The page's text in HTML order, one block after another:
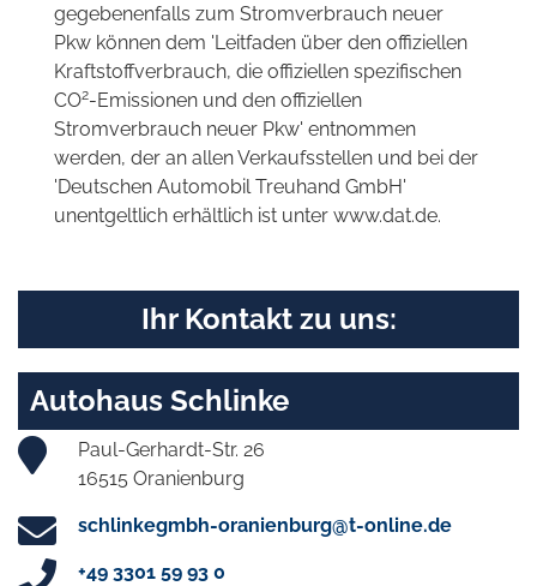
gegebenenfalls zum Stromverbrauch neuer
Pkw können dem 'Leitfaden über den offiziellen
Kraftstoffverbrauch, die offiziellen spezifischen
CO2-Emissionen und den offiziellen
Stromverbrauch neuer Pkw' entnommen
werden, der an allen Verkaufsstellen und bei der
'Deutschen Automobil Treuhand GmbH'
unentgeltlich erhältlich ist unter www.dat.de.
Ihr Kontakt zu uns:
Autohaus Schlinke
Paul-Gerhardt-Str. 26
16515 Oranienburg
schlinkegmbh-oranienburg@t-online.de
+49 3301 59 93 0